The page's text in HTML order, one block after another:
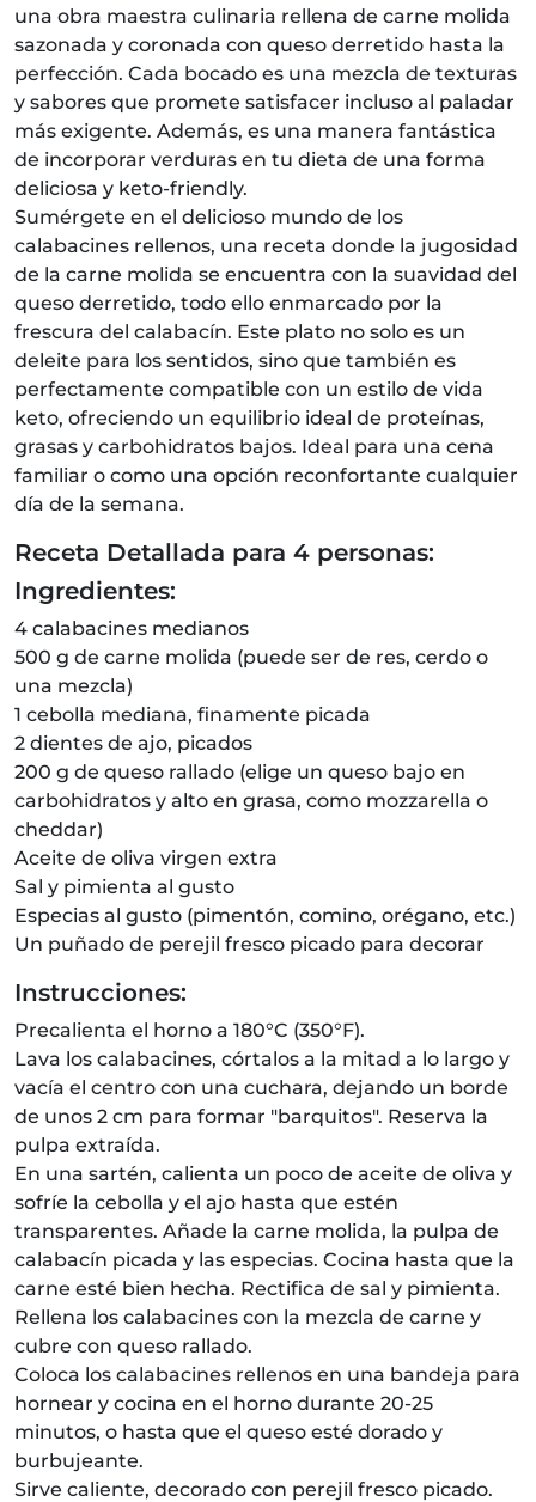
una obra maestra culinaria rellena de carne molida
sazonada y coronada con queso derretido hasta la
perfección. Cada bocado es una mezcla de texturas
y sabores que promete satisfacer incluso al paladar
más exigente. Además, es una manera fantástica
de incorporar verduras en tu dieta de una forma
deliciosa y keto-friendly.
Sumérgete en el delicioso mundo de los
calabacines rellenos, una receta donde la jugosidad
de la carne molida se encuentra con la suavidad del
queso derretido, todo ello enmarcado por la
frescura del calabacín. Este plato no solo es un
deleite para los sentidos, sino que también es
perfectamente compatible con un estilo de vida
keto, ofreciendo un equilibrio ideal de proteínas,
grasas y carbohidratos bajos. Ideal para una cena
familiar o como una opción reconfortante cualquier
día de la semana.
Receta Detallada para 4 personas:
Ingredientes:
4 calabacines medianos
500 g de carne molida (puede ser de res, cerdo o
una mezcla)
1 cebolla mediana, finamente picada
2 dientes de ajo, picados
200 g de queso rallado (elige un queso bajo en
carbohidratos y alto en grasa, como mozzarella o
cheddar)
Aceite de oliva virgen extra
Sal y pimienta al gusto
Especias al gusto (pimentón, comino, orégano, etc.)
Un puñado de perejil fresco picado para decorar
Instrucciones:
Precalienta el horno a 180°C (350°F).
Lava los calabacines, córtalos a la mitad a lo largo y
vacía el centro con una cuchara, dejando un borde
de unos 2 cm para formar "barquitos". Reserva la
pulpa extraída.
En una sartén, calienta un poco de aceite de oliva y
sofríe la cebolla y el ajo hasta que estén
transparentes. Añade la carne molida, la pulpa de
calabacín picada y las especias. Cocina hasta que la
carne esté bien hecha. Rectifica de sal y pimienta.
Rellena los calabacines con la mezcla de carne y
cubre con queso rallado.
Coloca los calabacines rellenos en una bandeja para
hornear y cocina en el horno durante 20-25
minutos, o hasta que el queso esté dorado y
burbujeante.
Sirve caliente, decorado con perejil fresco picado.